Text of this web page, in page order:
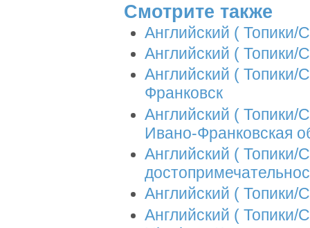
Смотрите также
Английский (
Английский ( Топики/
Английский (
Франковск
Английский (
Ивано-Франковская
Английский ( Топики/
Английский (
Английский ( Топики/